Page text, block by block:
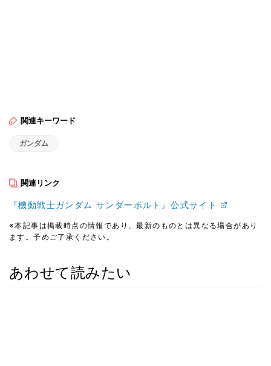
関連キーワード
ガンダム
関連リンク
『機動戦士ガンダム サンダーボルト』公式サイト
※本記事は掲載時点の情報であり、最新のものとは異なる場合があり
ます。予めご了承ください。
あわせて読みたい